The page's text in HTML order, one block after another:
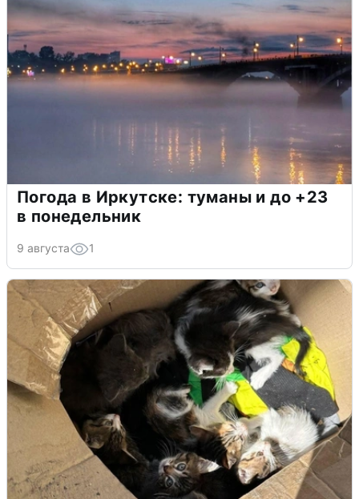
Погода в Иркутске: туманы и до +23
в понедельник
9 августа 1